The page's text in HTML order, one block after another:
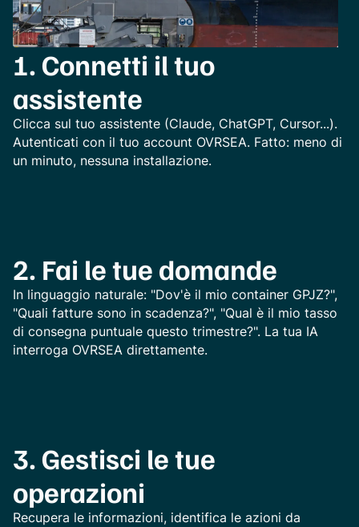
1. Connetti il tuo
assistente
Clicca sul tuo assistente (Claude, ChatGPT, Cursor...).
Autenticati con il tuo account OVRSEA. Fatto: meno di
un minuto, nessuna installazione.
2. Fai le tue domande
In linguaggio naturale: "Dov'è il mio container GPJZ?",
"Quali fatture sono in scadenza?", "Qual è il mio tasso
di consegna puntuale questo trimestre?". La tua IA
interroga OVRSEA direttamente.
3. Gestisci le tue
operazioni
Recupera le informazioni, identifica le azioni da